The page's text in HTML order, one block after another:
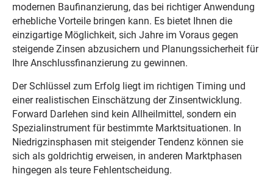
modernen Baufinanzierung, das bei richtiger Anwendung
erhebliche Vorteile bringen kann. Es bietet Ihnen die
einzigartige Möglichkeit, sich Jahre im Voraus gegen
steigende Zinsen abzusichern und Planungssicherheit für
Ihre Anschlussfinanzierung zu gewinnen.
Der Schlüssel zum Erfolg liegt im richtigen Timing und
einer realistischen Einschätzung der Zinsentwicklung.
Forward Darlehen sind kein Allheilmittel, sondern ein
Spezialinstrument für bestimmte Marktsituationen. In
Niedrigzinsphasen mit steigender Tendenz können sie
sich als goldrichtig erweisen, in anderen Marktphasen
hingegen als teure Fehlentscheidung.